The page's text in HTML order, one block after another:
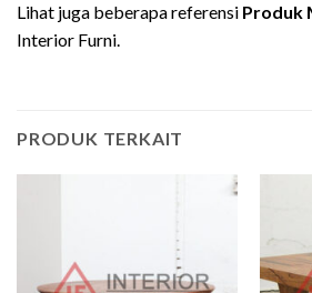
Lihat juga beberapa referensi Produk
Interior Furni.
PRODUK TERKAIT